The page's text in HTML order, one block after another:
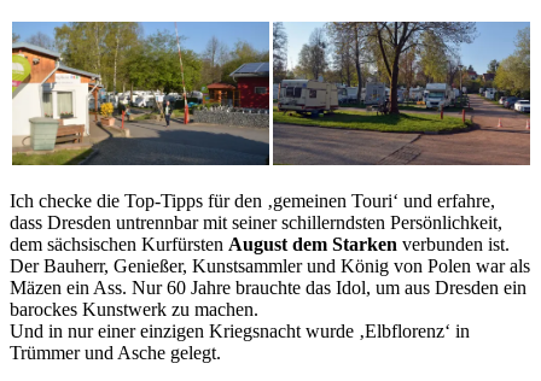
Ich checke die Top-Tipps für den ‚gemeinen Touri‘ und erfahre,
dass Dresden untrennbar mit seiner schillerndsten Persönlichkeit,
dem sächsischen Kurfürsten August dem Starken verbunden ist.
Der Bauherr, Genießer, Kunstsammler und König von Polen war als
Mäzen ein Ass. Nur 60 Jahre brauchte das Idol, um aus Dresden ein
barockes Kunstwerk zu machen.
Und in nur einer einzigen Kriegsnacht wurde ‚Elbflorenz‘ in
Trümmer und Asche gelegt.